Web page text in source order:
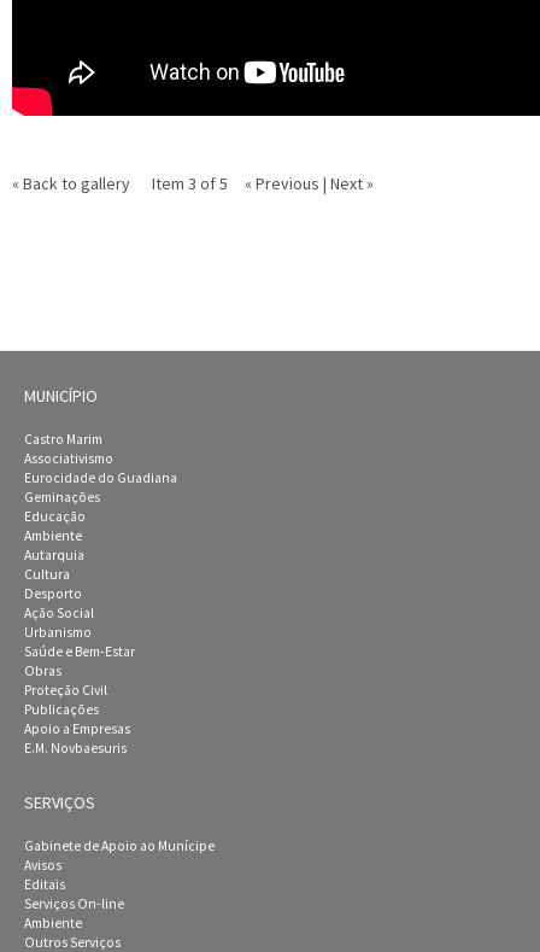
« Back to gallery Item 3 of 5 « Previous | Next »
MUNICÍPIO
Castro Marim
Associativismo
Eurocidade do Guadiana
Geminações
Educação
Ambiente
Autarquia
Cultura
Desporto
Ação Social
Urbanismo
Saúde e Bem-Estar
Obras
Proteção Civil
Publicações
Apoio a Empresas
E.M. Novbaesuris
SERVIÇOS
Gabinete de Apoio ao Munícipe
Avisos
Editais
Serviços On-line
Ambiente
Outros Serviços